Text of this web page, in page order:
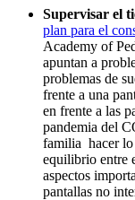
Supervisar el
plan para el
Academy of
apuntan a
problemas de
frente a una
en frente a las
pandemia del
familia hacer lo
equilibrio entre
aspectos
pantallas no